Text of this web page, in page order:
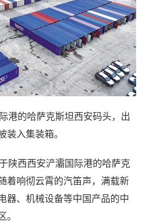
港的哈萨克斯坦西安码头，出
装入集装箱。
陕西西安浐灞国际港的哈萨克
着响彻云霄的汽笛声，满载新
器、机械设备等中国产品的中
。